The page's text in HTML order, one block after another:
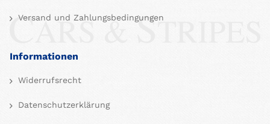
Versand und Zahlungsbedingungen
Informationen
Widerrufsrecht
Datenschutzerklärung